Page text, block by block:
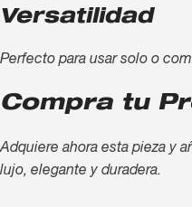
Versatilidad
Perfecto para usar solo o
Compra tu
Adquiere ahora esta pieza y
lujo, elegante y duradera.